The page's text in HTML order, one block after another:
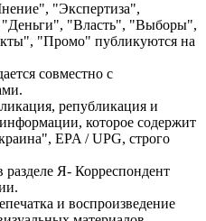
"Экспертиза",
"Власть", "Выборы",
"Промо" публикуются на
совместно с
републикация и
которое содержит
EPA / UPG, строго
Я- Корреспондент
и воспроизведение